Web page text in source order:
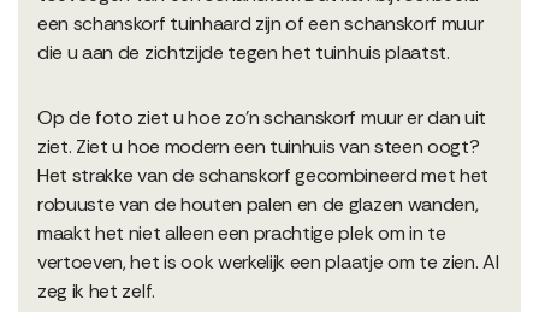
een schanskorf tuinhaard zijn of een schanskorf muur
die u aan de zichtzijde tegen het tuinhuis plaatst.
Op de foto ziet u hoe zo'n schanskorf muur er dan uit
ziet. Ziet u hoe modern een tuinhuis van steen oogt?
Het strakke van de schanskorf gecombineerd met het
robuuste van de houten palen en de glazen wanden,
maakt het niet alleen een prachtige plek om in te
vertoeven, het is ook werkelijk een plaatje om te zien. Al
zeg ik het zelf.